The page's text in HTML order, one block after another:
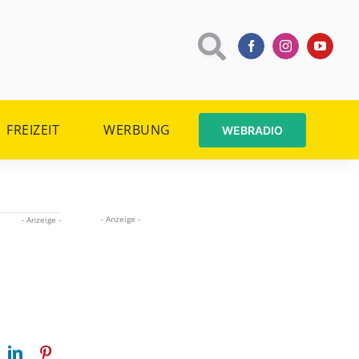
FREIZEIT WERBUNG WEBRADIO
- Anzeige -
- Anzeige -